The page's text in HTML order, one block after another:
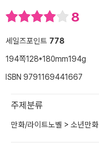
8
세일즈포인트 778
194쪽128*180mm194g
ISBN 9791169441667
주제분류
만화/라이트노벨 > 소년만화